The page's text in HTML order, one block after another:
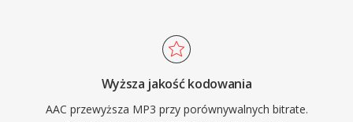
wysokiej rozdzielczosci, gdzie zachowanie
pelnej jakosci zrodlowej jest istotne.
glosowych po dzwiek przestrzenny surround.
Po trzecie, szerokie wdrozenie przez Apple i
innych producentow gwarantuje, ze praktycznie
kazde wspolczesne urzadzenie, przegladarka i
Wyższa jakość kodowania
AAC przewyższa MP3 przy porównywalnych bitrate.